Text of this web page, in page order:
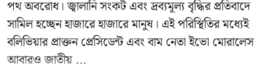
পথ অবরোধ। জ্বালানি সংকট এবং দ্রব্যমূল্য বৃদ্ধির প্রতিবাদে
সামিল হচ্ছেন হাজারে হাজারে মানুষ। এই পরিস্থিতির মধ্যেই
বলিভিয়ার প্রাক্তন প্রেসিডেন্ট এবং বাম নেতাইভো মোরালেস
আবারও জাতীয় ...